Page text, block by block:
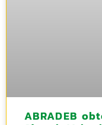
ABRADEB